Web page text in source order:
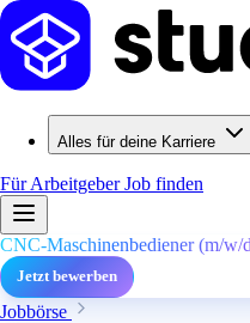
Alles für deine Karriere
Für ArbeitgeberJob finden
CNC-Maschinenbediener (m/w/
Jetzt bewerben
Jobbörse